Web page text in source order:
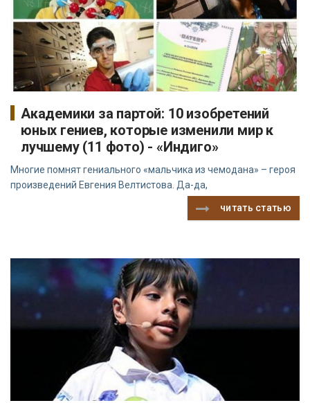
Академики за партой: 10 изобретений
юных гениев, которые изменили мир к
лучшему (11 фото) - «Индиго»
Многие помнят гениального «мальчика из чемодана» – героя
произведений Евгения Велтистова. Да-да,
читать статью